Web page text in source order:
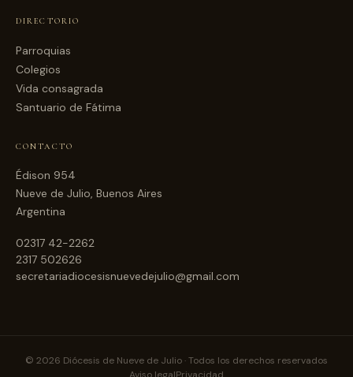
DIRECTORIO
Parroquias
Colegios
Vida consagrada
Santuario de Fátima
CONTACTO
Édison 954
Nueve de Julio, Buenos Aires
Argentina
02317 42-2262
2317 502626
secretariadiocesisnuevedejulio@gmail.com
© 2026 Diócesis de Nueve de Julio · Todos los derechos reservados